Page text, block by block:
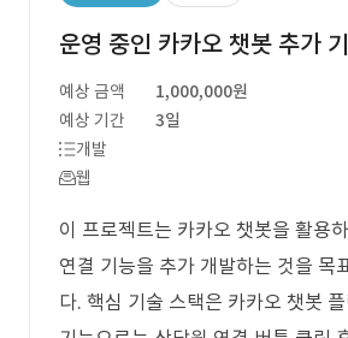
운영 중인 카카오 챗봇 추가
예상 금액
1,000,000원
예상 기간
3일
개발
웹
이 프로젝트는 카카오 챗봇을 활용
연결 기능을 추가 개발하는 것을 목
다. 핵심 기술 스택은 카카오 챗봇